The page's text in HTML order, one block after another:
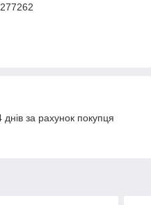
за рахунок покупця